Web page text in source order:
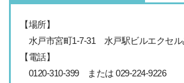
【場所】
水戸市宮町1-7-31 水戸駅ビルエクセル
【電話】
0120-310-399 または 029-224-9226